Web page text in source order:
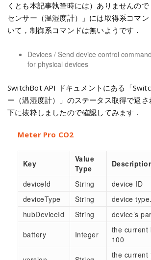
くとも本記事執筆時には）ありませんの
センサー（温湿度計）」には取得系コマ
いて，制御系コマンドは無いようです．
Devices / Send device control
for physical devices
SwitchBot API ドキュメントにある「
ー（温湿度計）」のステータス取得で返
下に抜粋しましたので確認してみます．
Meter Pro CO2
Key
Value
Type
deviceId String
device ID
deviceType
String device
hubDeviceId
String device’s
battery Integer
the current
100
the current